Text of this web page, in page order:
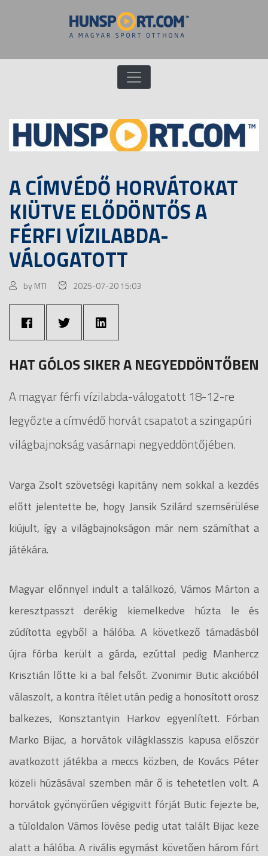
A CÍMVÉDŐ HORVÁTOKAT
KIÜTVE ELŐDÖNTŐS A
FÉRFI VÍZILABDA-
VÁLOGATOTT
by MTI 2025-07-20 15:03
HAT GÓLOS SIKER A NEGYEDDÖNTŐBEN
A magyar férfi vízilabda-válogatott 18-12-re
legyőzte a címvédő horvát csapatot a szingapúri
világbajnokság vasárnapi negyeddöntőjében.
Varga Zsolt szövetségi kapitány nem sokkal a kezdés
előtt jelentette be, hogy Jansik Szilárd szemsérülése
kiújult, így a világbajnokságon már nem számíthat a
játékára.
Magyar előnnyel indult a találkozó, Vámos Márton a
keresztpasszt derékig kiemelkedve húzta le és
zúdította egyből a hálóba. A következő támadásból
újra fórba került a gárda, ezúttal pedig Manhercz
Krisztián lőtte ki a bal felsőt. Zvonimir Butic akcióból
válaszolt, a kontra ítélet után pedig a honosított orosz
balkezes, Konsztantyin Harkov egyenlített. Fórban
Marko Bijac, a horvátok világklasszis kapusa először
avatkozott játékba a meccs közben, de Kovács Péter
közeli húzásával szemben már ő is tehetetlen volt. A
horvátok gyönyörűen végigvitt fórját Butic fejezte be,
a túloldalon Vámos lövése pedig utat talált Bijac keze
alatt a hálóba. A rivális egymást követően három fórt